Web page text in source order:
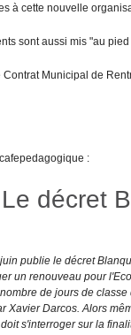
à cette nouvelle
sont aussi mis "au
Municipal de
:
décret
publie le décret
un renouveau pour
de jours de
Xavier Darcos. Alors
s'interroger sur la